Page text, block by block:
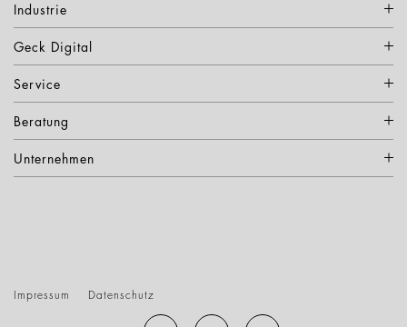
Industrie
Geck Digital
Service
Beratung
Unternehmen
Impressum Datenschutz